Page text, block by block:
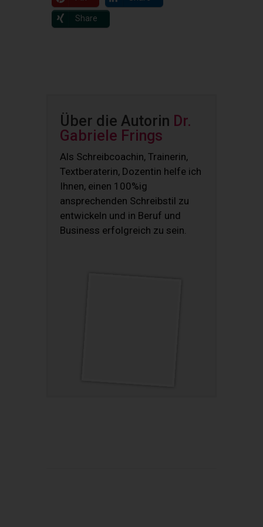
Share
Über die Autorin Dr.
Gabriele Frings
Als Schreibcoachin, Trainerin,
Textberaterin, Dozentin helfe ich
Ihnen, einen 100%ig
ansprechenden Schreibstil zu
entwickeln und in Beruf und
Business erfolgreich zu sein.